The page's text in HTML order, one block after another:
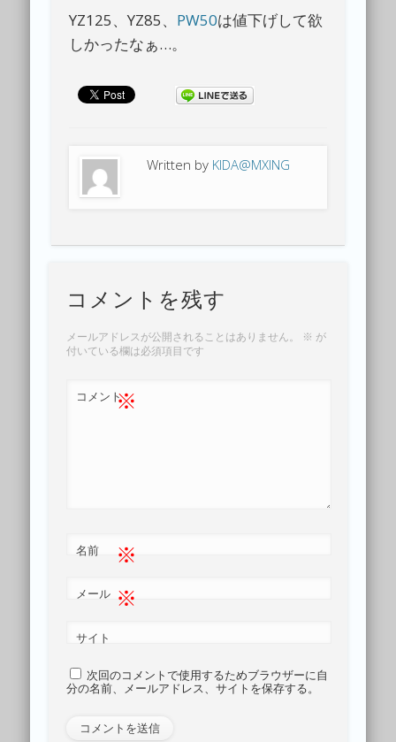
YZ125、YZ85、 PW50は値下げして欲
しかったなぁ…。
Written by KIDA@MXING
コメントを残す
メールアドレスが公開されることはありません。 ※ が
付いている欄は必須項目です
コメント※
名前 ※
メール ※
サイト
次回のコメントで使用するためブラウザーに自
分の名前、メールアドレス、サイトを保存する。